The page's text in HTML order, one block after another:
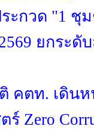
ะกวด "1 ชุ
ยกระ
คตท. เดิน
Zero